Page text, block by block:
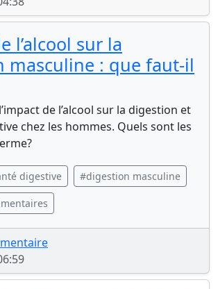
l’alcool sur la
masculine : que faut-il
de l’alcool sur la digestion et
chez les hommes. Quels sont les
digestive #digestion masculine